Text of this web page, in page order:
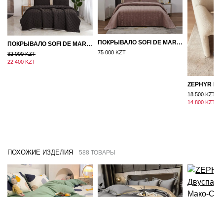
ПОКРЫВАЛО SOFI DE MARKO 160×220 БРОУДИ ЧЕРНО-БЕЖЕВОЕ
32 000 KZT
22 400 KZT
ПОКРЫВАЛО SOFI DE MARKO ВЕЛЮР 240×260 ФЕРДИНАНД (МОККО)
75 000 KZT
18 500 KZT
14 800 KZT
ПОХОЖИЕ ИЗДЕЛИЯ 588 ТОВАРЫ